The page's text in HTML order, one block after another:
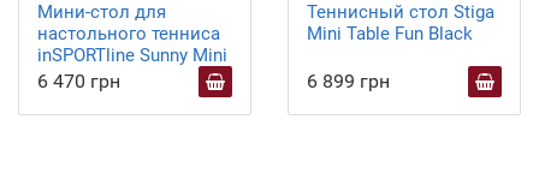
Мини-стол для
настольного тенниса
inSPORTline Sunny Mini
6 470 грн
Теннисный стол Stiga
Mini Table Fun Black
6 899 грн